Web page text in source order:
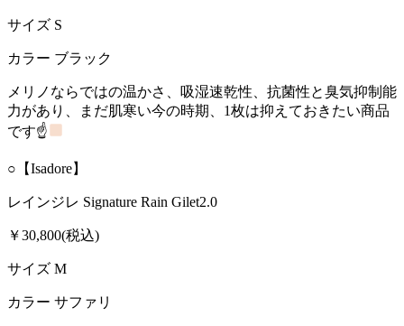
サイズ S
カラー ブラック
メリノならではの温かさ、吸湿速乾性、抗菌性と臭気抑制能
力があり、まだ肌寒い今の時期、1枚は抑えておきたい商品
です☝
○【Isadore】
レインジレ Signature Rain Gilet2.0
￥30,800(税込)
サイズ M
カラー サファリ